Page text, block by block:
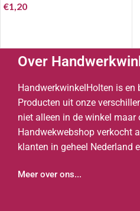
€1,20
Over
HandwerkwinkelHolten is en
Producten uit onze
niet alleen in de winkel maar
Handwekwebshop verkocht
klanten in geheel Nederland
Meer over ons...